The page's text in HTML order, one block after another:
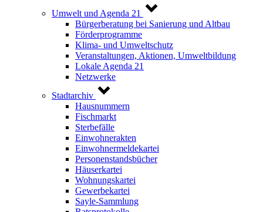
Umwelt und Agenda 21
Bürgerberatung bei Sanierung und Altbau
Förderprogramme
Klima- und Umweltschutz
Veranstaltungen, Aktionen, Umweltbildung
Lokale Agenda 21
Netzwerke
Stadtarchiv
Hausnummern
Fischmarkt
Sterbefälle
Einwohnerakten
Einwohnermeldekartei
Personenstandsbücher
Häuserkartei
Wohnungskartei
Gewerbekartei
Sayle-Sammlung